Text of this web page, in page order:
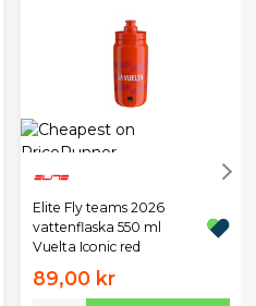
Elite Fly teams 2026
vattenflaska 550 ml
Vuelta Iconic red
89,00 kr